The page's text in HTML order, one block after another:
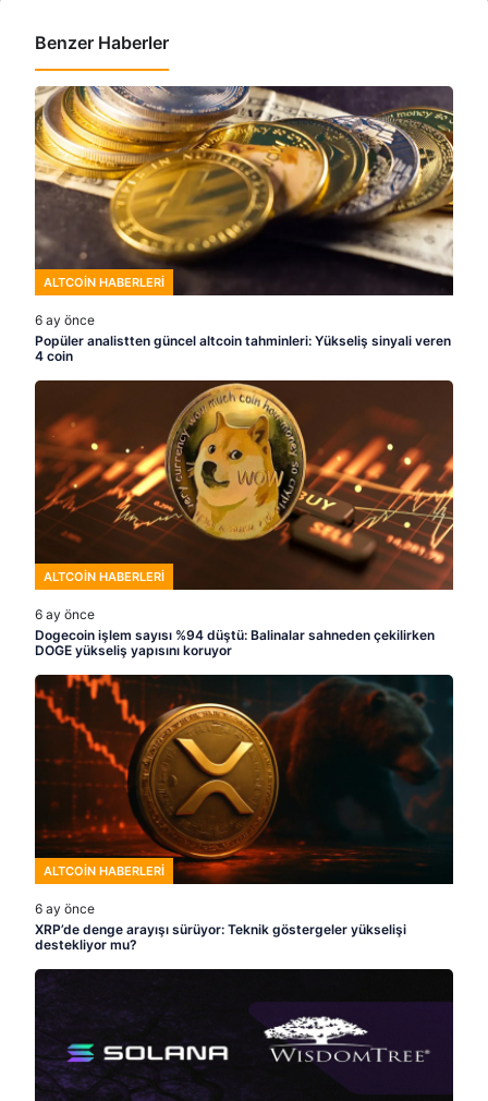
Benzer Haberler
ALTCOIN HABERLERI
6 ay önce
Popüler analistten güncel altcoin tahminleri: Yükseliş sinyali veren
4 coin
ALTCOIN HABERLERI
6 ay önce
Dogecoin işlem sayısı %94 düştü: Balinalar sahneden çekilirken
DOGE yükseliş yapısını koruyor
ALTCOIN HABERLERI
6 ay önce
XRP’de denge arayışı sürüyor: Teknik göstergeler yükselişi
destekliyor mu?